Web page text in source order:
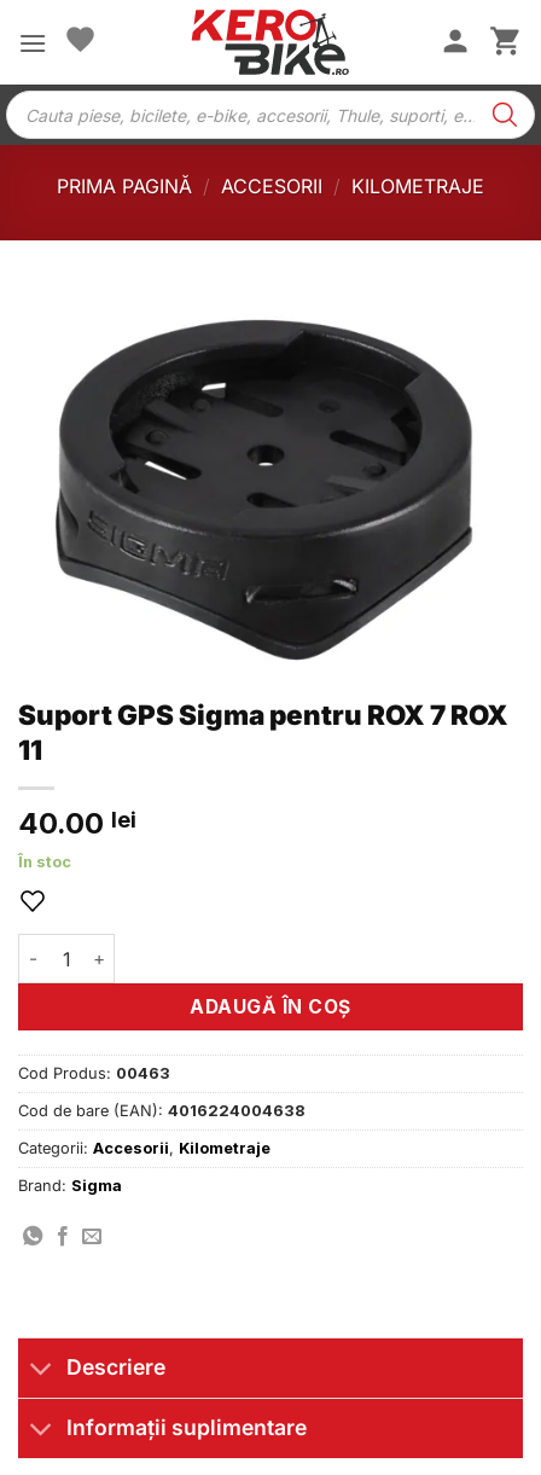
Products
search
PRIMA PAGINĂ / ACCESORII / KILOMETRAJE
Suport GPS Sigma pentru ROX 7 ROX
11
40.00 lei
În stoc
Cantitate Suport GPS Sigma pentru ROX 7 ROX 11
ADAUGĂ ÎN COȘ
Cod Produs: 00463
Cod de bare (EAN): 4016224004638
Categorii: Accesorii, Kilometraje
Brand: Sigma
Descriere
Informații suplimentare